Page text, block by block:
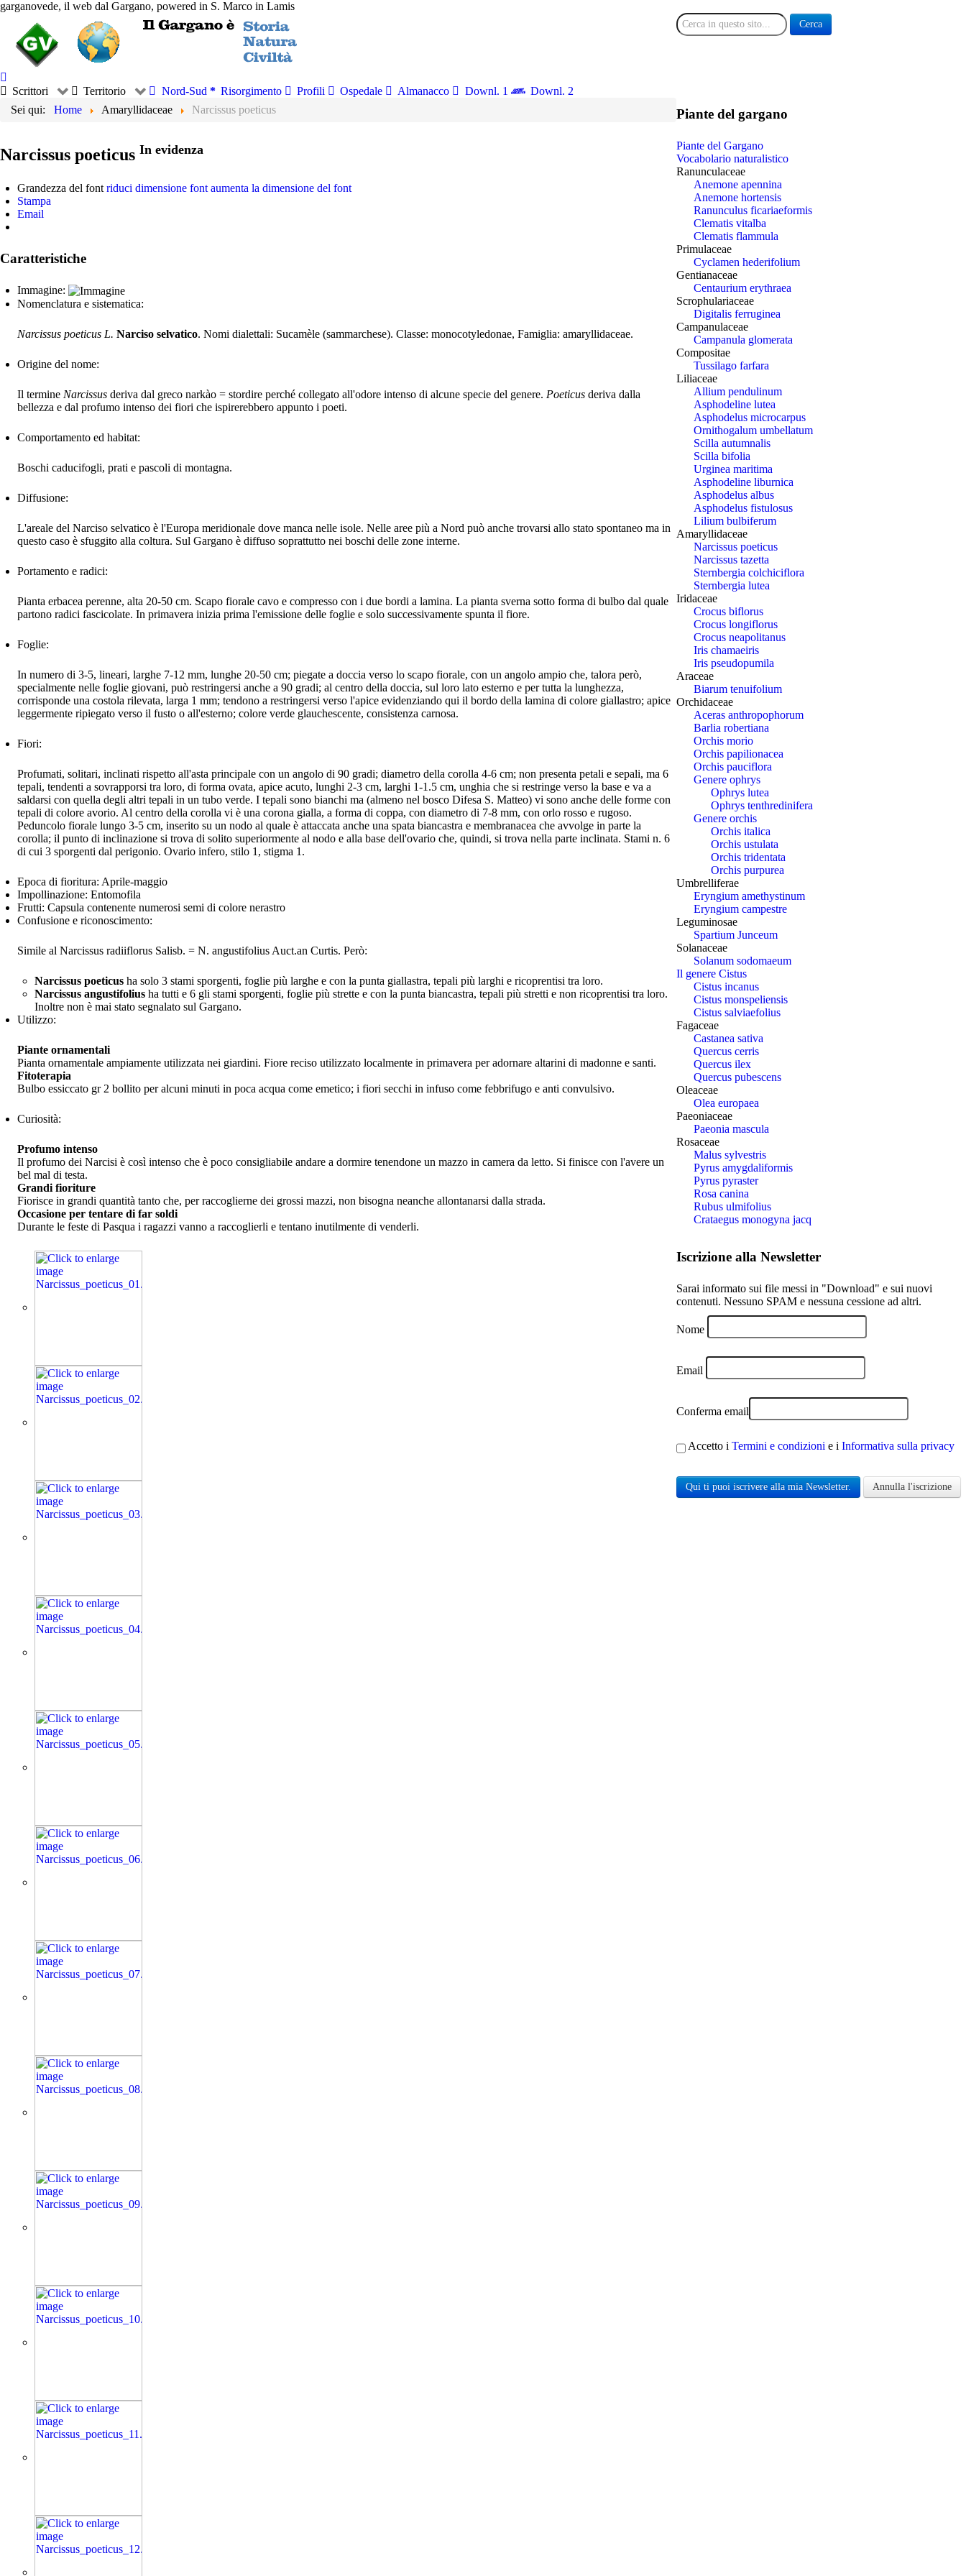
garganovede, il web dal Gargano, powered in S. Marco in Lamis
Cerca
Cerca
Scrittori Territorio Nord-Sud Risorgimento Profili Ospedale Almanacco Downl. 1
Downl. 2
Sei qui:
Home Amaryllidaceae Narcissus poeticus
Narcissus poeticus In evidenza
Grandezza del font riduci dimensione font aumenta la dimensione del font
Stampa
Email
Caratteristiche
Immagine:
Nomenclatura e sistematica:
Narcissus poeticus L. Narciso selvatico. Nomi dialettali: Sucamèle (sammarchese). Classe: monocotyledonae, Famiglia: amaryllidaceae.
Origine del nome:
Il termine Narcissus deriva dal greco narkào = stordire perché collegato all'odore intenso di alcune specie del genere. Poeticus deriva dalla
bellezza e dal profumo intenso dei fiori che ispirerebbero appunto i poeti.
Comportamento ed habitat:
Boschi caducifogli, prati e pascoli di montagna.
Diffusione:
L'areale del Narciso selvatico è l'Europa meridionale dove manca nelle isole. Nelle aree più a Nord può anche trovarsi allo stato spontaneo ma in
questo caso è sfuggito alla coltura. Sul Gargano è diffuso soprattutto nei boschi delle zone interne.
Portamento e radici:
Pianta erbacea perenne, alta 20-50 cm. Scapo fiorale cavo e compresso con i due bordi a lamina. La pianta sverna sotto forma di bulbo dal quale
partono radici fascicolate. In primavera inizia prima l'emissione delle foglie e solo successivamente spunta il fiore.
Foglie:
In numero di 3-5, lineari, larghe 7-12 mm, lunghe 20-50 cm; piegate a doccia verso lo scapo fiorale, con un angolo ampio che, talora però,
specialmente nelle foglie giovani, può restringersi anche a 90 gradi; al centro della doccia, sul loro lato esterno e per tutta la lunghezza,
corrisponde una costola rilevata, larga 1 mm; tendono a restringersi verso l'apice evidenziando qui il bordo della lamina di colore giallastro; apice
leggermente ripiegato verso il fusto o all'esterno; colore verde glauchescente, consistenza carnosa.
Fiori:
Profumati, solitari, inclinati rispetto all'asta principale con un angolo di 90 gradi; diametro della corolla 4-6 cm; non presenta petali e sepali, ma 6
tepali, tendenti a sovrapporsi tra loro, di forma ovata, apice acuto, lunghi 2-3 cm, larghi 1-1.5 cm, unghia che si restringe verso la base e va a
saldarsi con quella degli altri tepali in un tubo verde. I tepali sono bianchi ma (almeno nel bosco Difesa S. Matteo) vi sono anche delle forme con
tepali di colore avorio. Al centro della corolla vi è una corona gialla, a forma di coppa, con diametro di 7-8 mm, con orlo rosso e rugoso.
Peduncolo fiorale lungo 3-5 cm, inserito su un nodo al quale è attaccata anche una spata biancastra e membranacea che avvolge in parte la
corolla; il punto di inclinazione si trova di solito superiormente al nodo e alla base dell'ovario che, quindi, si trova nella parte inclinata. Stami n. 6
di cui 3 sporgenti dal perigonio. Ovario infero, stilo 1, stigma 1.
Epoca di fioritura: Aprile-maggio
Impollinazione: Entomofila
Frutti: Capsula contenente numerosi semi di colore nerastro
Confusione e riconoscimento:
Simile al Narcissus radiiflorus Salisb. = N. angustifolius Auct.an Curtis. Però:
Narcissus poeticus ha solo 3 stami sporgenti, foglie più larghe e con la punta giallastra, tepali più larghi e ricoprentisi tra loro.
Narcissus angustifolius ha tutti e 6 gli stami sporgenti, foglie più strette e con la punta biancastra, tepali più stretti e non ricoprentisi tra loro.
Inoltre non è mai stato segnalato sul Gargano.
Utilizzo:
Piante ornamentali
Pianta ornamentale ampiamente utilizzata nei giardini. Fiore reciso utilizzato localmente in primavera per adornare altarini di madonne e santi.
Fitoterapia
Bulbo essiccato gr 2 bollito per alcuni minuti in poca acqua come emetico; i fiori secchi in infuso come febbrifugo e anti convulsivo.
Curiosità:
Profumo intenso
Il profumo dei Narcisi è così intenso che è poco consigliabile andare a dormire tenendone un mazzo in camera da letto. Si finisce con l'avere un
bel mal di testa.
Grandi fioriture
Fiorisce in grandi quantità tanto che, per raccoglierne dei grossi mazzi, non bisogna neanche allontanarsi dalla strada.
Occasione per tentare di far soldi
Durante le feste di Pasqua i ragazzi vanno a raccoglierli e tentano inutilmente di venderli.
Piante del gargano
Piante del Gargano
Vocabolario naturalistico
Ranunculaceae
Anemone apennina
Anemone hortensis
Ranunculus ficariaeformis
Clematis vitalba
Clematis flammula
Primulaceae
Cyclamen hederifolium
Gentianaceae
Centaurium erythraea
Scrophulariaceae
Digitalis ferruginea
Campanulaceae
Campanula glomerata
Compositae
Tussilago farfara
Liliaceae
Allium pendulinum
Asphodeline lutea
Asphodelus microcarpus
Ornithogalum umbellatum
Scilla autumnalis
Scilla bifolia
Urginea maritima
Asphodeline liburnica
Asphodelus albus
Asphodelus fistulosus
Lilium bulbiferum
Amaryllidaceae
Narcissus poeticus
Narcissus tazetta
Sternbergia colchiciflora
Sternbergia lutea
Iridaceae
Crocus biflorus
Crocus longiflorus
Crocus neapolitanus
Iris chamaeiris
Iris pseudopumila
Araceae
Biarum tenuifolium
Orchidaceae
Aceras anthropophorum
Barlia robertiana
Orchis morio
Orchis papilionacea
Orchis pauciflora
Genere ophrys
Ophrys lutea
Ophrys tenthredinifera
Genere orchis
Orchis italica
Orchis ustulata
Orchis tridentata
Orchis purpurea
Umbrelliferae
Eryngium amethystinum
Eryngium campestre
Leguminosae
Spartium Junceum
Solanaceae
Solanum sodomaeum
Il genere Cistus
Cistus incanus
Cistus monspeliensis
Cistus salviaefolius
Fagaceae
Castanea sativa
Quercus cerris
Quercus ilex
Quercus pubescens
Oleaceae
Olea europaea
Paeoniaceae
Paeonia mascula
Rosaceae
Malus sylvestris
Pyrus amygdaliformis
Pyrus pyraster
Rosa canina
Rubus ulmifolius
Crataegus monogyna jacq
Iscrizione alla Newsletter
Sarai informato sui file messi in "Download" e sui nuovi
contenuti. Nessuno SPAM e nessuna cessione ad altri.
Nome
Email
Conferma email
Accetto i Termini e condizioni e i Informativa sulla privacy
Qui ti puoi iscrivere alla mia Newsletter. Annulla l'iscrizione